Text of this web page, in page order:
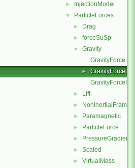
► InjectionModel
▼ ParticleForces
► Drag
► forceSuSp
▼
Gravity
GravityForce.C
►
GravityForce.H
GravityForceI.H
► Lift
► NonInertialFrame
► Paramagnetic
► ParticleForce
► PressureGradient
► Scaled
► VirtualMass